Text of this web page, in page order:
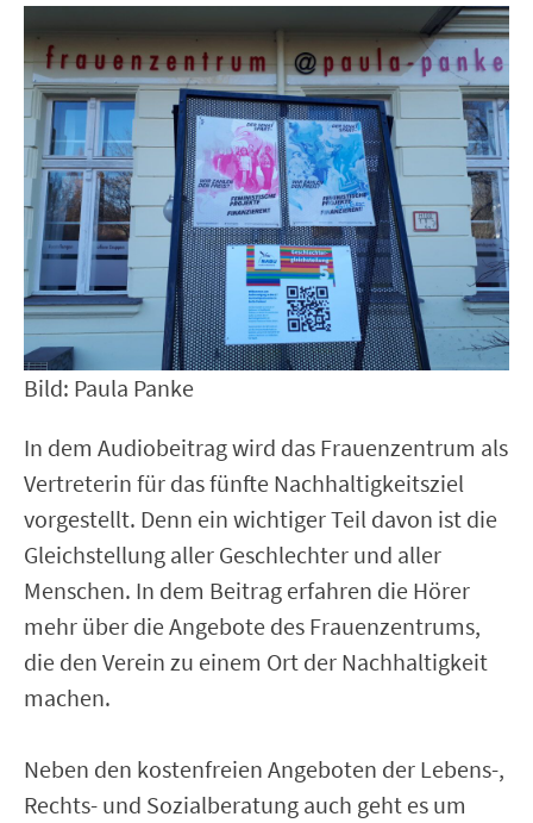
Bild: Paula Panke
In dem Audiobeitrag wird das Frauenzentrum als
Vertreterin für das fünfte Nachhaltigkeitsziel
vorgestellt. Denn ein wichtiger Teil davon ist die
Gleichstellung aller Geschlechter und aller
Menschen. In dem Beitrag erfahren die Hörer
mehr über die Angebote des Frauenzentrums,
die den Verein zu einem Ort der Nachhaltigkeit
machen.
Neben den kostenfreien Angeboten der Lebens-,
Rechts- und Sozialberatung auch geht es um